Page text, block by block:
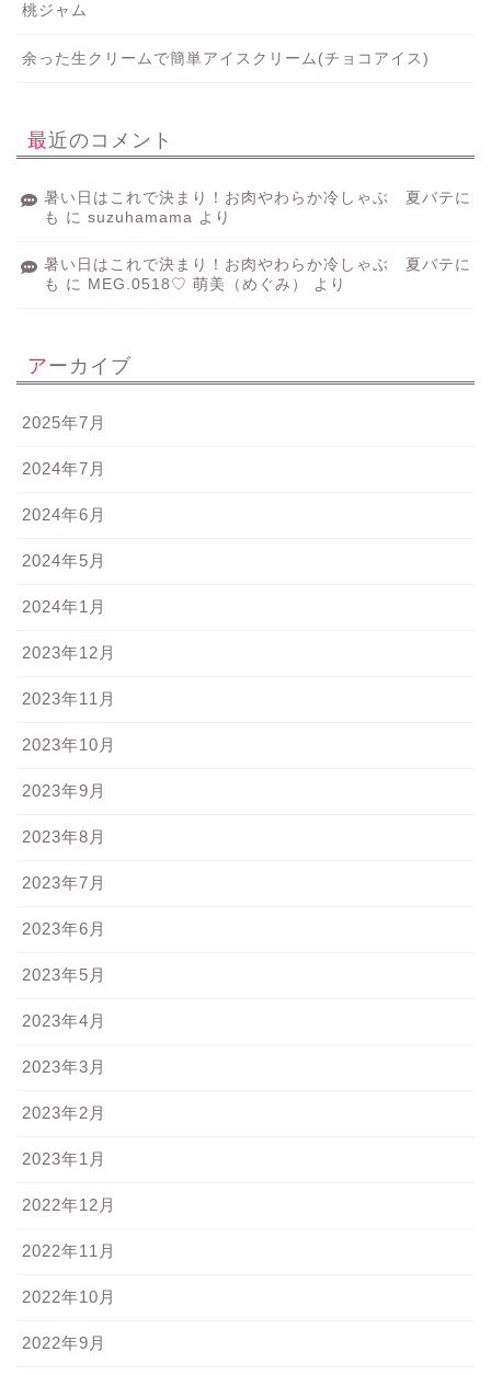
桃ジャム
余った生クリームで簡単アイスクリーム(チョコアイス)
最近のコメント
暑い日はこれで決まり！お肉やわらか冷しゃぶ 夏バテに
も に suzuhamama より
暑い日はこれで決まり！お肉やわらか冷しゃぶ 夏バテに
も に MEG.0518♡ 萌美（めぐみ） より
アーカイブ
2025年7月
2024年7月
2024年6月
2024年5月
2024年1月
2023年12月
2023年11月
2023年10月
2023年9月
2023年8月
2023年7月
2023年6月
2023年5月
2023年4月
2023年3月
2023年2月
2023年1月
2022年12月
2022年11月
2022年10月
2022年9月